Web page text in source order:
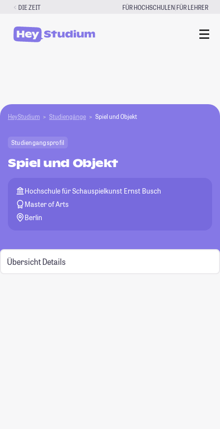
Zum
springen
DIE ZEIT FÜR HOCHSCHULEN|FÜR LEHRER
HeyStudium Studiengänge Spiel und Objekt
Studiengangsprofil
Spiel und Objekt
Hochschule für Schauspielkunst Ernst Busch
Master of Arts
Berlin
Übersicht Details